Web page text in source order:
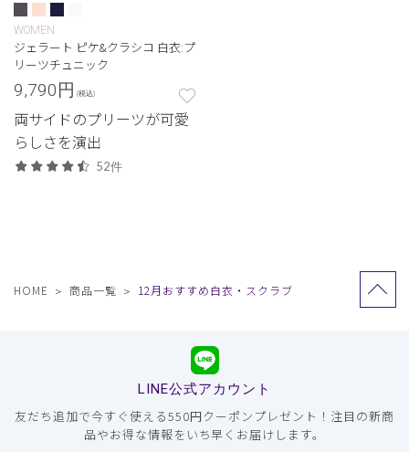
WOMEN
ジェラート ピケ&クラシコ 白衣:プ
リーツチュニック
9,790円 (税込)
両サイドのプリーツが可愛
らしさを演出
52件
HOME 商品一覧 12月おすすめ白衣・スクラブ
LINE公式アカウント
友だち追加で今すぐ使える550円クーポンプレゼント！注目の新商
品やお得な情報をいち早くお届けします。